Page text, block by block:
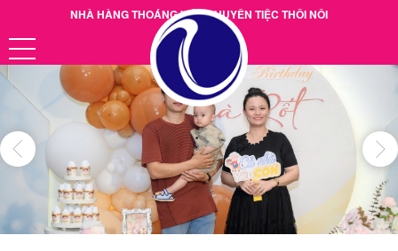
NHÀ HÀNG THOÁNG VIỆT CHUYÊN TIỆC THÔI NÔI
Hotline: 0901.38.39.40